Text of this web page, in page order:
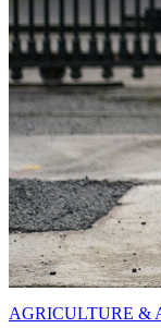
AGRICULTURE &